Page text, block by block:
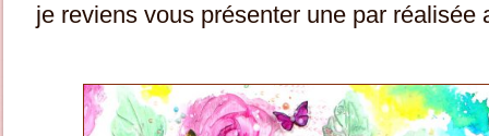
je reviens vous présenter une par réalisée